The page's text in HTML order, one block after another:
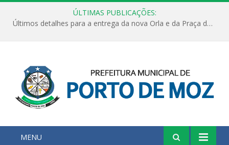
ÚLTIMAS PUBLICAÇÕES:
Últimos detalhes para a entrega da nova Orla e da Praça do Praião
MENU